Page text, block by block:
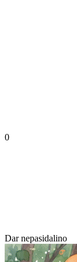
0
Dar nepasidalino